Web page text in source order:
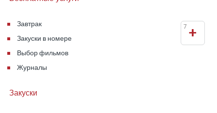
а перед ним широкая тонкая терраса с
шезлонгами.
Завтрак
Закуски в номере
Выбор фильмов
Журналы
+
7
Закуски